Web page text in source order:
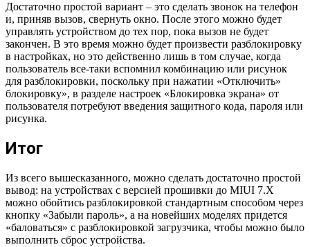
Достаточно простой вариант – это сделать звонок на телефон
и, приняв вызов, свернуть окно. После этого можно будет
управлять устройством до тех пор, пока вызов не будет
закончен. В это время можно будет произвести разблокировку
в настройках, но это действенно лишь в том случае, когда
пользователь все-таки вспомнил комбинацию или рисунок
для разблокировки, поскольку при нажатии «Отключить»
блокировку», в разделе настроек «Блокировка экрана» от
пользователя потребуют введения защитного кода, пароля или
рисунка.
Итог
Из всего вышесказанного, можно сделать достаточно простой
вывод: на устройствах с версией прошивки до MIUI 7.X
можно обойтись разблокировкой стандартным способом через
кнопку «Забыли пароль», а на новейших моделях придется
«баловаться» с разблокировкой загрузчика, чтобы можно было
выполнить сброс устройства.